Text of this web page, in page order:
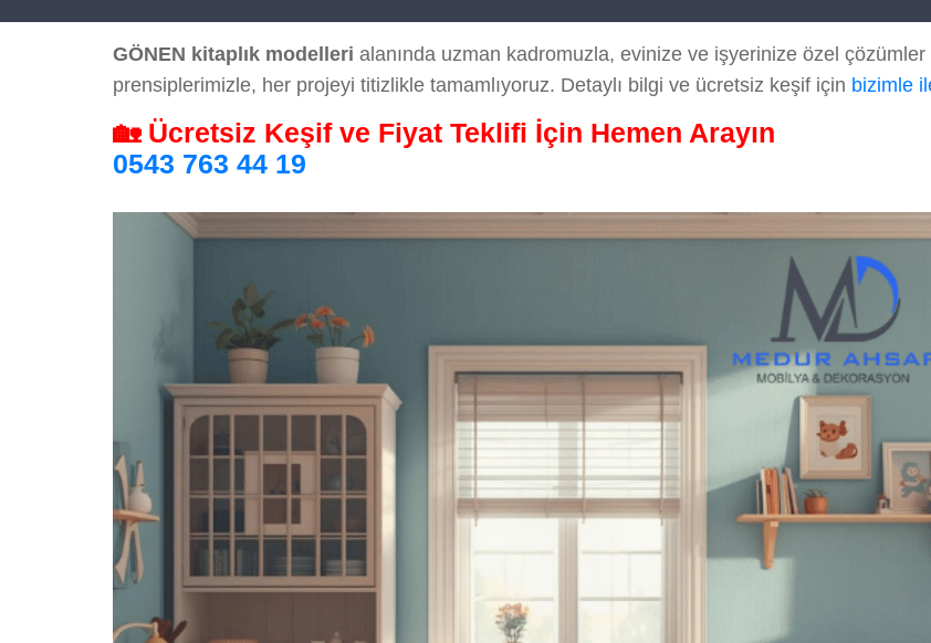
GÖNEN kitaplık modelleri alanında uzman kadromuzla, evinize ve işyerinize özel
prensiplerimizle, her projeyi titizlikle tamamlıyoruz. Detaylı bilgi ve ücretsiz keşif için bizimle
🏡 Ücretsiz Keşif ve Fiyat Teklifi İçin Hemen Arayın
0543 763 44 19